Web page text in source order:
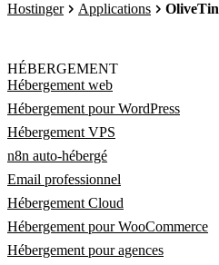
Hostinger Applications OliveTin
HÉBERGEMENT
Hébergement web
Hébergement pour WordPress
Hébergement VPS
n8n auto-hébergé
Email professionnel
Hébergement Cloud
Hébergement pour WooCommerce
Hébergement pour agences